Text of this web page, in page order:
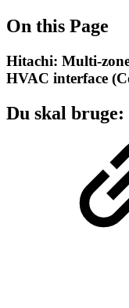
On this Page
Hitachi: Multi-
HVAC interface
Du skal bruge: